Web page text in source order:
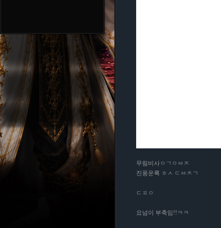
무림비사ㅇㄱㅇㅂㅈ
진풍운록 ㅎㅅ ㄷㅂㅊㄱ
ㄷㅍㅇ
요넘이 부축임!!ㅋㅋ